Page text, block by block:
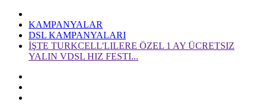
KAMPANYALAR
DSL KAMPANYALARI
İŞTE TURKCELL'LILERE ÖZEL 1 AY ÜCRETSIZ
YALIN VDSL HIZ FESTI...